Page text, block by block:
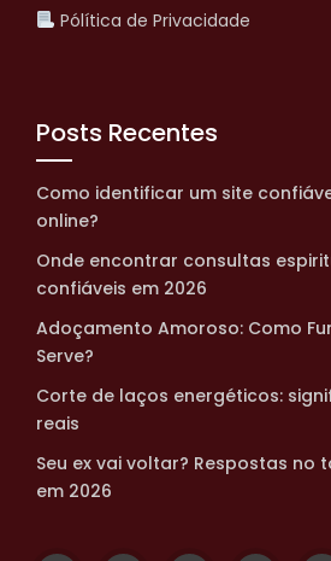
Pólítica de Privacidade
Posts Recentes
Como identificar um site
online?
Onde encontrar consultas
confiáveis em 2026
Adoçamento Amoroso: Como
Serve?
Corte de laços energéticos:
reais
Seu ex vai voltar? Respostas no
em 2026